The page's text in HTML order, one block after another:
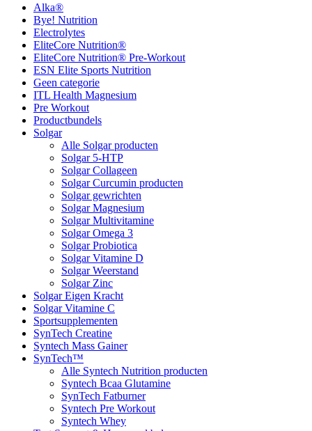
Alka®
Bye! Nutrition
Electrolytes
EliteCore Nutrition®
EliteCore Nutrition® Pre-Workout
ESN Elite Sports Nutrition
Geen categorie
ITL Health Magnesium
Pre Workout
Productbundels
Solgar
Alle Solgar producten
Solgar 5-HTP
Solgar Collageen
Solgar Curcumin producten
Solgar gewrichten
Solgar Magnesium
Solgar Multivitamine
Solgar Omega 3
Solgar Probiotica
Solgar Vitamine D
Solgar Weerstand
Solgar Zinc
Solgar Eigen Kracht
Solgar Vitamine C
Sportsupplementen
SynTech Creatine
Syntech Mass Gainer
SynTech™
Alle Syntech Nutrition producten
Syntech Bcaa Glutamine
SynTech Fatburner
Syntech Pre Workout
Syntech Whey